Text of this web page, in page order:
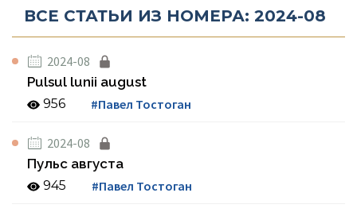
ВСЕ СТАТЬИ ИЗ НОМЕРА: 2024-08
2024-08
Pulsul lunii august
956 #Павел Тостоган
2024-08
Пульс августа
945 #Павел Тостоган